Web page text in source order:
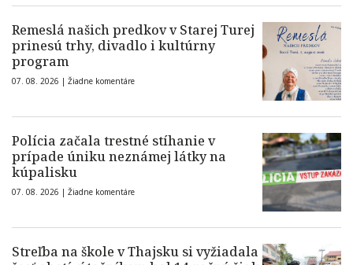
Remeslá našich predkov v Starej Turej
prinesú trhy, divadlo i kultúrny
program
07. 08. 2026 | Žiadne komentáre
Polícia začala trestné stíhanie v
prípade úniku neznámej látky na
kúpalisku
07. 08. 2026 | Žiadne komentáre
Streľba na škole v Thajsku si vyžiadala